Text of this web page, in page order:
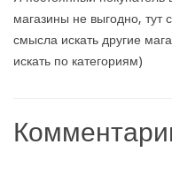
магазины не выгодно, тут
смысла искать другие
искать по категориям)